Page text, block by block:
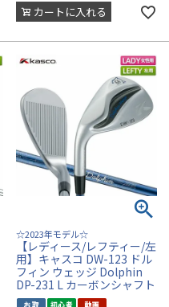
カートに入れる
☆2023年モデル☆
【レディース/レフティー/左
用】キャスコ DW-123 ドル
フィン ウェッジ Dolphin
DP-231 L カーボンシャフト